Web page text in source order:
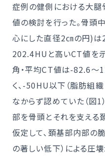
症例の健側における大
値の検討を行った。骨頭
心にした直径2㎝の円)
202.4HUと高いCT値を
角・平均CT値は-82.6～
く、-50HU以下（脂肪組
なからず認めていた（図
部を骨頭とそれを支える
仮定して、頚基部内部の
の著しい低下）による圧